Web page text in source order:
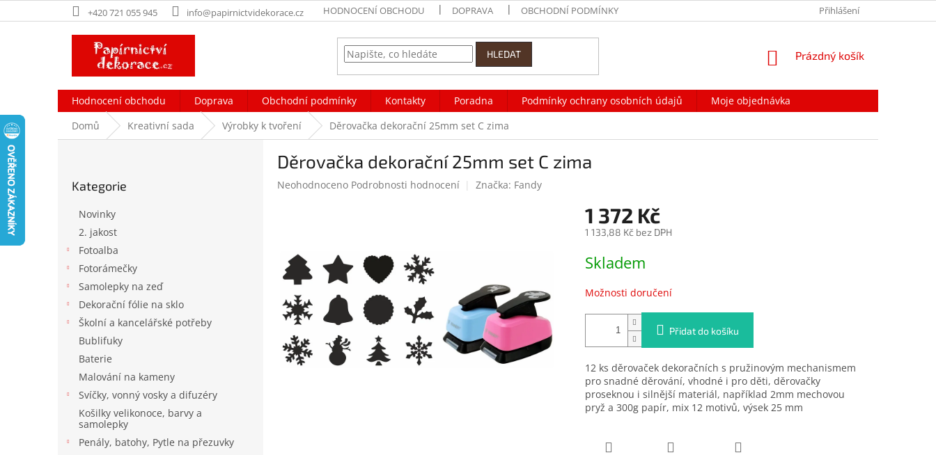
na
+420 721 055 945 info@papirnictvidekorace.cz HODNOCENÍ OBCHODU DOPRAVA OBCHODNÍ PODMÍNKY NAPIŠTE NÁM
Přihlášení
HLEDAT
NÁKUPNÍ
Prázdný košík
Hodnocení obchodu Doprava Obchodní podmínky Kontakty Poradna Podmínky ochrany osobních údajů
Moje objednávka
Domů
Kreativní sada Výrobky k tvoření Děrovačka dekorační 25mm set C zima
kategorie
Kategorie
Novinky
2. jakost
Fotoalba
Fotorámečky
Samolepky na zeď
Dekorační fólie na sklo
Školní a kancelářské potřeby
Bublifuky
Baterie
Malování na kameny
Svíčky, vonný vosky a difuzéry
Košilky velikonoce, barvy a
samolepky
Penály, batohy, Pytle na přezuvky
Děrovačka dekorační 25mm set C zima
Průměrné
hvězdiček.
Neohodnoceno Podrobnosti hodnocení Značka: Fandy
1 372 Kč
1 133,88 Kč bez DPH
cena:
Skladem
Možnosti doručení
Přidat do košíku
12 ks děrovaček dekoračních s pružinovým mechanismem
pro snadné děrování, vhodné i pro děti, děrovačky
proseknou i silnější materiál, například 2mm mechovou
pryž a 300g papír, mix 12 motivů, výsek 25 mm